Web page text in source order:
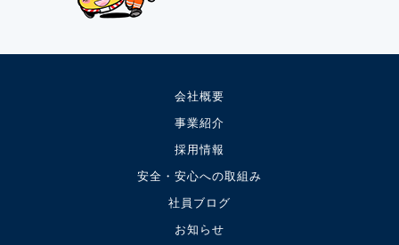
会社概要
事業紹介
採用情報
安全・安心への取組み
社員ブログ
お知らせ